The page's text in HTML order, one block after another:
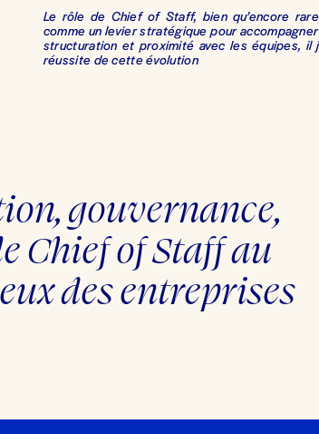
Le rôle de Chief of Staff, bien qu’encore
comme un levier stratégique pour
structuration et proximité avec les équipes,
réussite de cette évolution.
gouvernance,
Chief of Staff au
des entreprises